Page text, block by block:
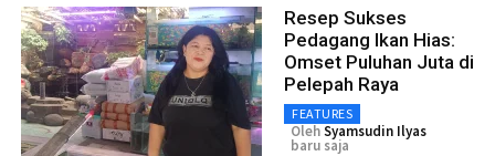
Resep Sukses
Pedagang Ikan Hias:
Omset Puluhan Juta di
Pelepah Raya
FEATURES
OlehSyamsudin Ilyas
baru saja